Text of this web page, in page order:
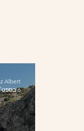
Albert
6 בספט׳ 2023